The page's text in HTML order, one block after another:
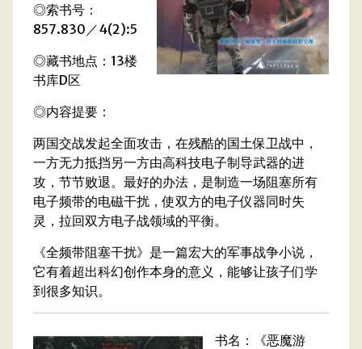
◎索书号：
857.830／4(2):5
◎藏书地点：13楼
书库D区
◎内容提要：
两国交战发起全面攻击，在残酷的国土保卫战中，
一方无力抵挡另一方由高科技电子制导武器的进
攻，节节败退。最好的办法，是制造一场阻塞所有
电子频带的电磁干扰，使双方的电子仪器同时失
灵，拉回双方电子战领域的平衡。
《全频带阻塞干扰》是一篇宏大的军事战争小说，
它有着超出科幻创作本身的意义，能够让孩子们学
到很多知识。
书名：《恶魔游